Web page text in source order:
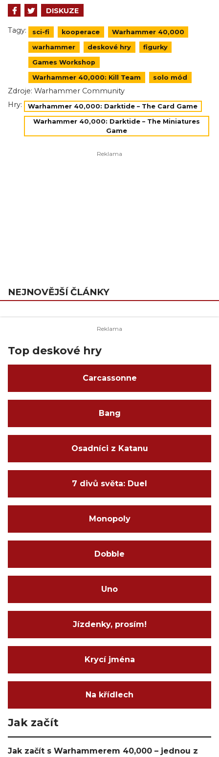
DISKUZE
Tagy: sci-fi kooperace Warhammer 40,000
warhammer deskové hry figurky
Games Workshop
Warhammer 40,000: Kill Team solo mód
Zdroje: Warhammer Community
Hry:
Warhammer 40,000: Darktide – The Card Game
Warhammer 40,000: Darktide – The Miniatures
Game
NEJNOVĚJŠÍ ČLÁNKY
Top deskové hry
Carcassonne
Bang
Osadníci z Katanu
7 divů světa: Duel
Monopoly
Dobble
Uno
Jízdenky, prosím!
Krycí jména
Na křídlech
Jak začít
Jak začít s Warhammerem 40,000 – jednou z